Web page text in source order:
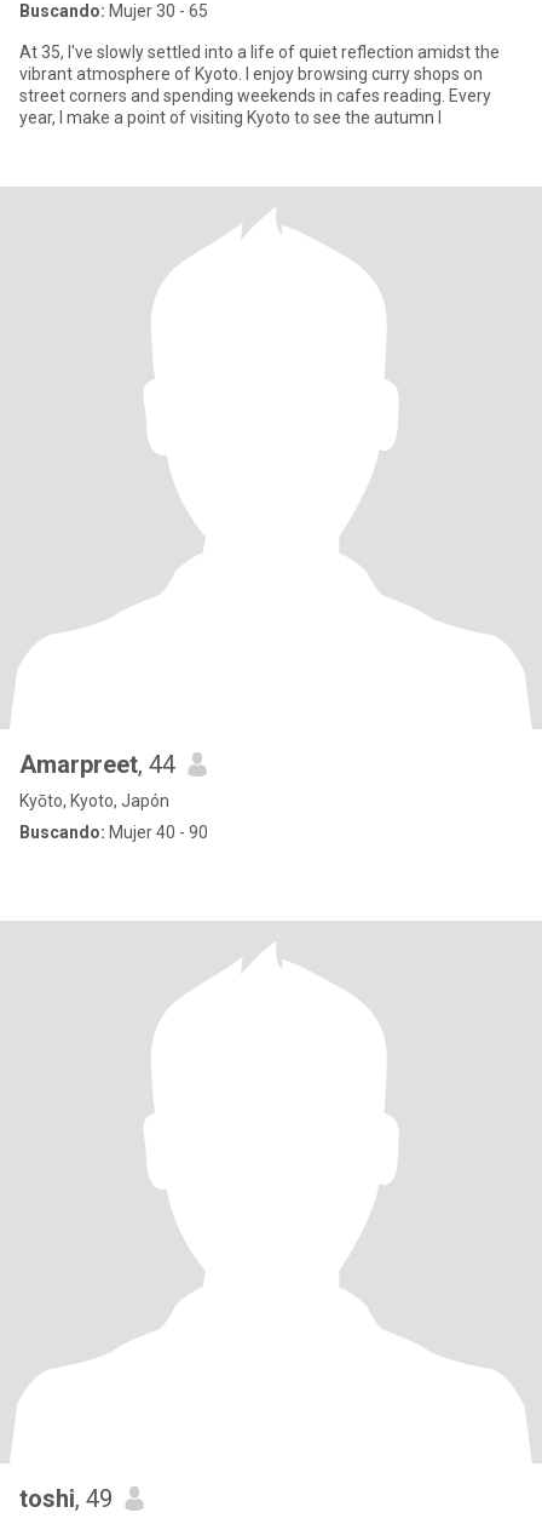
Buscando: Mujer 30 - 65
At 35, I've slowly settled into a life of quiet reflection amidst the
vibrant atmosphere of Kyoto. I enjoy browsing curry shops on
street corners and spending weekends in cafes reading. Every
year, I make a point of visiting Kyoto to see the autumn l
Amarpreet, 44
Kyōto, Kyoto, Japón
Buscando: Mujer 40 - 90
toshi, 49